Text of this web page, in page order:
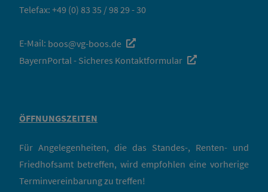
Telefax: +49 (0) 83 35 / 98 29 - 30
E-Mail: boos@vg-boos.de
BayernPortal - Sicheres Kontaktformular
ÖFFNUNGSZEITEN
Für Angelegenheiten, die das Standes-, Renten- und
Friedhofsamt betreffen, wird empfohlen eine vorherige
Terminvereinbarung zu treffen!